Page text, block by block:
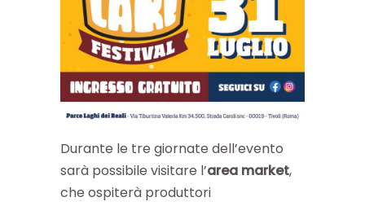
Durante le tre giornate dell’evento
sarà possibile visitare l’area market,
che ospiterà produttori